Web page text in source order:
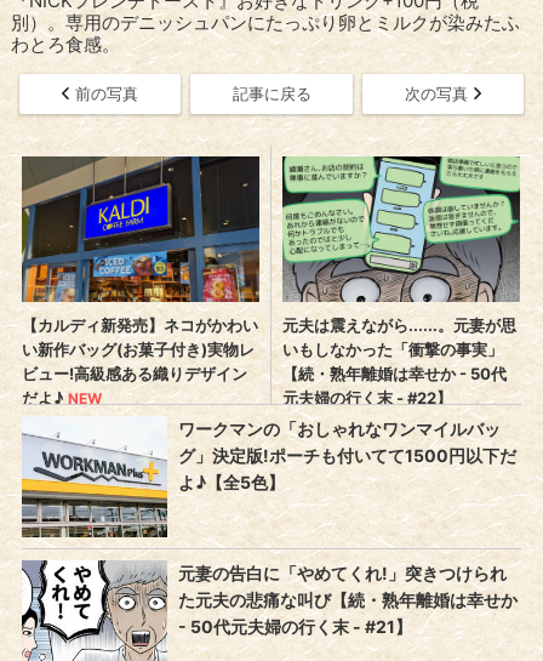
別）。専用のデニッシュパンにたっぷり卵とミルクが染みたふ
わとろ食感。
前の写真 記事に戻る 次の写真